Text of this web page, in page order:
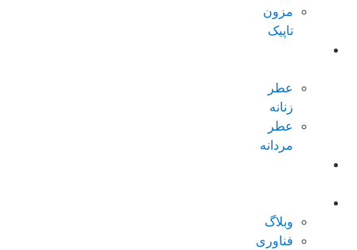
مزون
تاپیک
عطر
زنانه
عطر
مردانه
وبلاگ
فناوری